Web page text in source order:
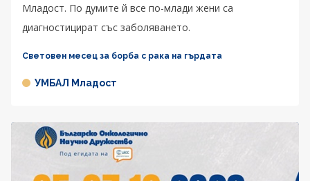
Младост. По думите й все по-млади жени са
диагностицират със заболяването.
Световен месец за борба с рака на гърдата
УМБАЛ Младост